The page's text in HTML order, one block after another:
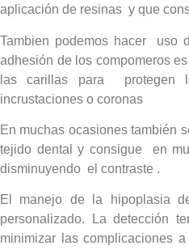
aplicación de resinas y que
Tambien podemos hacer uso
adhesión de los compomeros
las carillas para protegen
incrustaciones o coronas
En muchas ocasiones también
tejido dental y consigue en
disminuyendo el contraste .
El manejo de la hipoplasia
personalizado. La detección
minimizar las complicaciones